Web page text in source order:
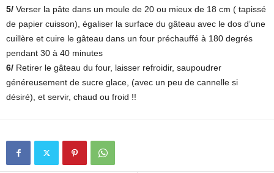
5/ Verser la pâte dans un moule de 20 ou mieux de 18 cm ( tapissé
de papier cuisson), égaliser la surface du gâteau avec le dos d’une
cuillère et cuire le gâteau dans un four préchauffé à 180 degrés
pendant 30 à 40 minutes
6/ Retirer le gâteau du four, laisser refroidir, saupoudrer
généreusement de sucre glace, (avec un peu de cannelle si
désiré), et servir, chaud ou froid !!